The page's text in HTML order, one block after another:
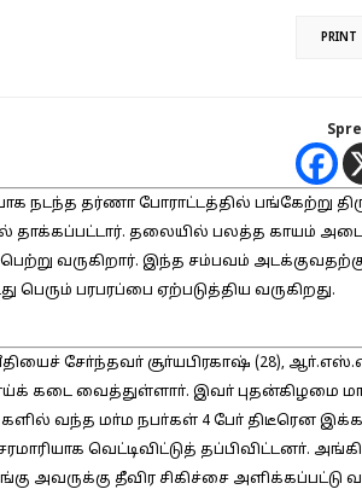
PRINT
நடந்த தர்ணா போராட்டத்தில் பங்கேற்று
தாக்கப்பட்டார். தலையில் பலத்த காயம்
வருகிறார். இந்த சம்பவம்
பரபரப்பை ஏற்படுத்திய வருகிறது.
சோ்ந்தவா் சூா்யபிரகாஷ் (28),
கடை வைத்துள்ளாா். இவா் புதன்கிழமை
வந்த மா்ம நபா்கள் 4 போ் திடீரென
வெட்டிவிட்டுத் தப்பிவிட்டனா்.
அவருக்கு தீவிர சிகிச்சை அளிக்கப்பட்டு